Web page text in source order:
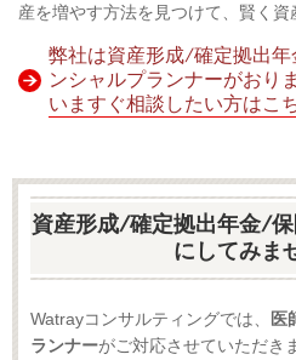
産を増やす方法を見つけて、賢く資
弊社は資産形成/確定拠出
ンシャルプランナーがおりま
いますぐ相談したい方はこ
資産形成/確定拠出年金/
にしてみま
Watrayコンサルティングでは、 医
ランナーがご対応させていただき